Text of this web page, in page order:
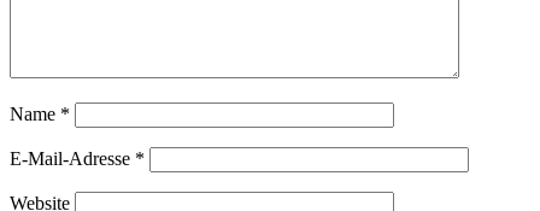
Name *
E-Mail-Adresse *
Website